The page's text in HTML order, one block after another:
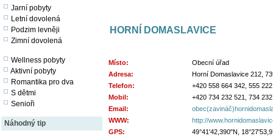
Jarní pobyty
Letní dovolená
Podzim levněji
Zimní dovolená
Wellness pobyty
Aktivní pobyty
Romantika pro dva
S dětmi
Senioři
Náhodný tip
HORNÍ DOMASLAVICE
Místo:
Obecní úřad
Adresa:
Horní Domaslavice 212,
Telefon:
+420 558 664 342, 555
Mobil:
+420 734 232 521, 734
Email:
WWW:
http://
GPS:
49°41'42,390"N,